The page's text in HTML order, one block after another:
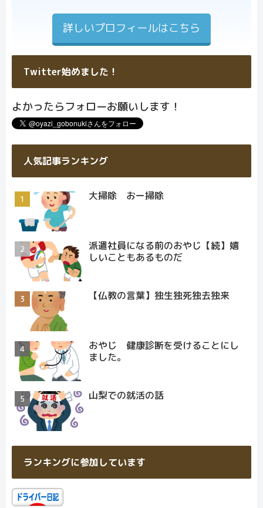
詳しいプロフィールはこちら
Twitter始めました！
よかったらフォローお願いします！
人気記事ランキング
大掃除 おー掃除
派遣社員になる前のおやじ【続】嬉
しいこともあるものだ
【仏教の言葉】独生独死独去独来
おやじ 健康診断を受けることにし
ました。
山梨での就活の話
ランキングに参加しています